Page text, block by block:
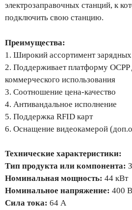
электрозаправочных станций, к
подключить свою станцию.
Преимущества:
1. Широкий ассортимент
2. Поддерживает платформу OCPP
коммерческого использования
3. Соотношение цена-качество
4. Антивандальное исполнение
5. Поддержка RFID карт
6. Оснащение видеокамерой
Технические характеристики:
Тип продукта или компонента:
Номинальная мощность: 44 кВт
Номинальное напряжение: 400 В
Сила тока: 64 А